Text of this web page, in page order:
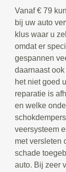
Vanaf € 79
bij uw auto
klus waar u
omdat er
gespannen
daarnaast
het niet goed
reparatie is
en welke
veersysteem
met versleten
schade
auto. Bij zeer